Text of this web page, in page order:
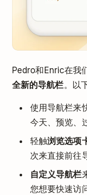
Pedro和Enric在我
全新的导航栏。以
使用导航栏来
今天、预览、
轻触浏览选项
次来直接前往
自定义导航栏
您想要快速访